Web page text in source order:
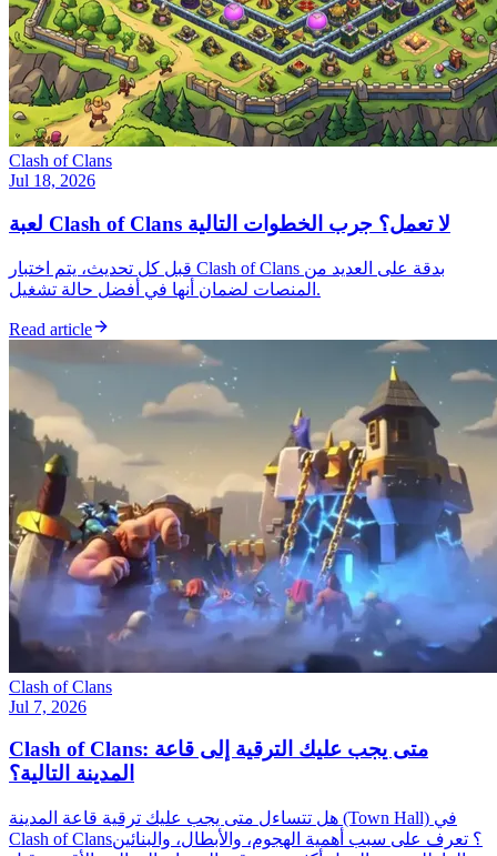
Clash of Clans
Jul 18, 2026
لعبة Clash of Clans لا تعمل؟ جرب الخطوات التالية
قبل كل تحديث، يتم اختبار Clash of Clans بدقة على العديد من
المنصات لضمان أنها في أفضل حالة تشغيل.
Read article
Clash of Clans
Jul 7, 2026
Clash of Clans: متى يجب عليك الترقية إلى قاعة
المدينة التالية؟
هل تتساءل متى يجب عليك ترقية قاعة المدينة (Town Hall) في
Clash of Clans؟ تعرف على سبب أهمية الهجوم، والأبطال، والبنائين